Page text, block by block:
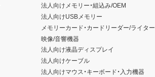
法人向けメモリー・組込み/OEM
法人向けUSBメモリー
メモリーカード・カードリーダー/ライター
映像/音響機器
法人向け液晶ディスプレイ
法人向けケーブル
法人向けマウス・キーボード・入力機器